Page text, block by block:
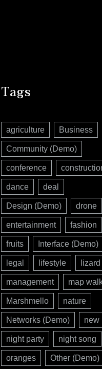
Tags
agriculture Business
Community (Demo)
conference
dance deal
Design (Demo) drone
entertainment fashion
fruits Interface (Demo)
legal lifestyle lizard
management map
Marshmello nature
Networks (Demo) new
night party night song
oranges Other (Demo)